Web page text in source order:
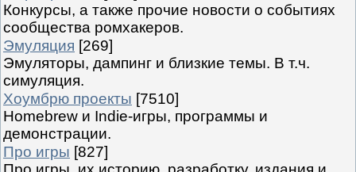
Конкурсы, а также прочие новости о событиях
сообщества ромхакеров.
Эмуляция [269]
Эмуляторы, дампинг и близкие темы. В т.ч.
симуляция.
Хоумбрю проекты [7510]
Homebrew и Indie-игры, программы и
демонстрации.
Про игры [827]